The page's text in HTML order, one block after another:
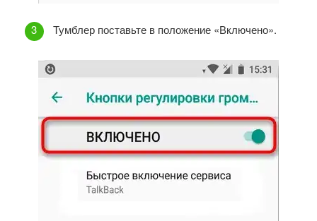
Тумблер поставьте в положение «Включено».